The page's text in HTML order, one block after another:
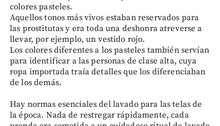
colores pasteles.
Aquellos tonos más vivos estaban reservados para
las prostitutas y era toda una deshonra atreverse a
llevar, por ejemplo, un vestido rojo.
Los colores diferentes a los pasteles también servían
para identificar a las personas de clase alta, cuya
ropa importada traía detalles que los diferenciaban
de los demás.
Hay normas esenciales del lavado para las telas de
la época. Nada de restregar rápidamente, cada